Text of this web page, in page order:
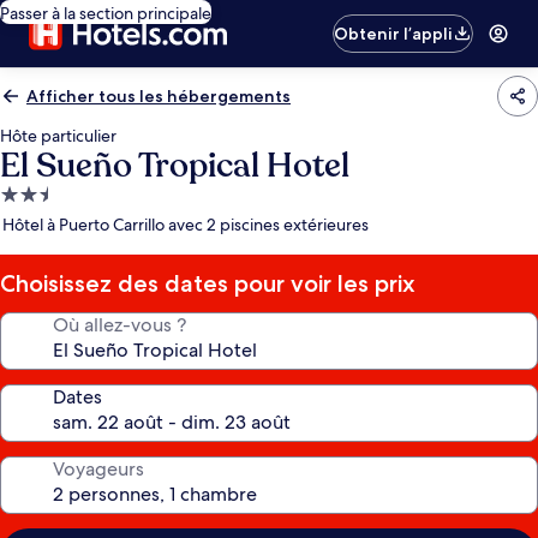
Passer à la section principale
Obtenir l’appli
Afficher tous les hébergements
Hôte particulier
El Sueño Tropical Hotel
Hébergement
2.5 étoiles
Hôtel à Puerto Carrillo avec 2 piscines extérieures
Choisissez des dates pour voir les prix
Où allez-vous ?
Dates
Voyageurs